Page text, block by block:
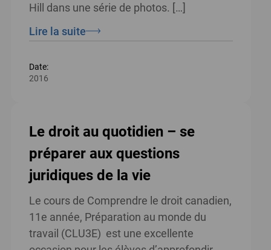
Hill dans une série de photos. […]
Lire la suite
Date:
2016
Le droit au quotidien – se
préparer aux questions
juridiques de la vie
Le cours de Comprendre le droit canadien,
11e année, Préparation au monde du
travail (CLU3E) est une excellente